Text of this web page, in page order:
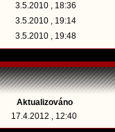
3.5.2010 , 18:36
3.5.2010 , 19:14
3.5.2010 , 19:48
Aktualizováno
17.4.2012 , 12:40